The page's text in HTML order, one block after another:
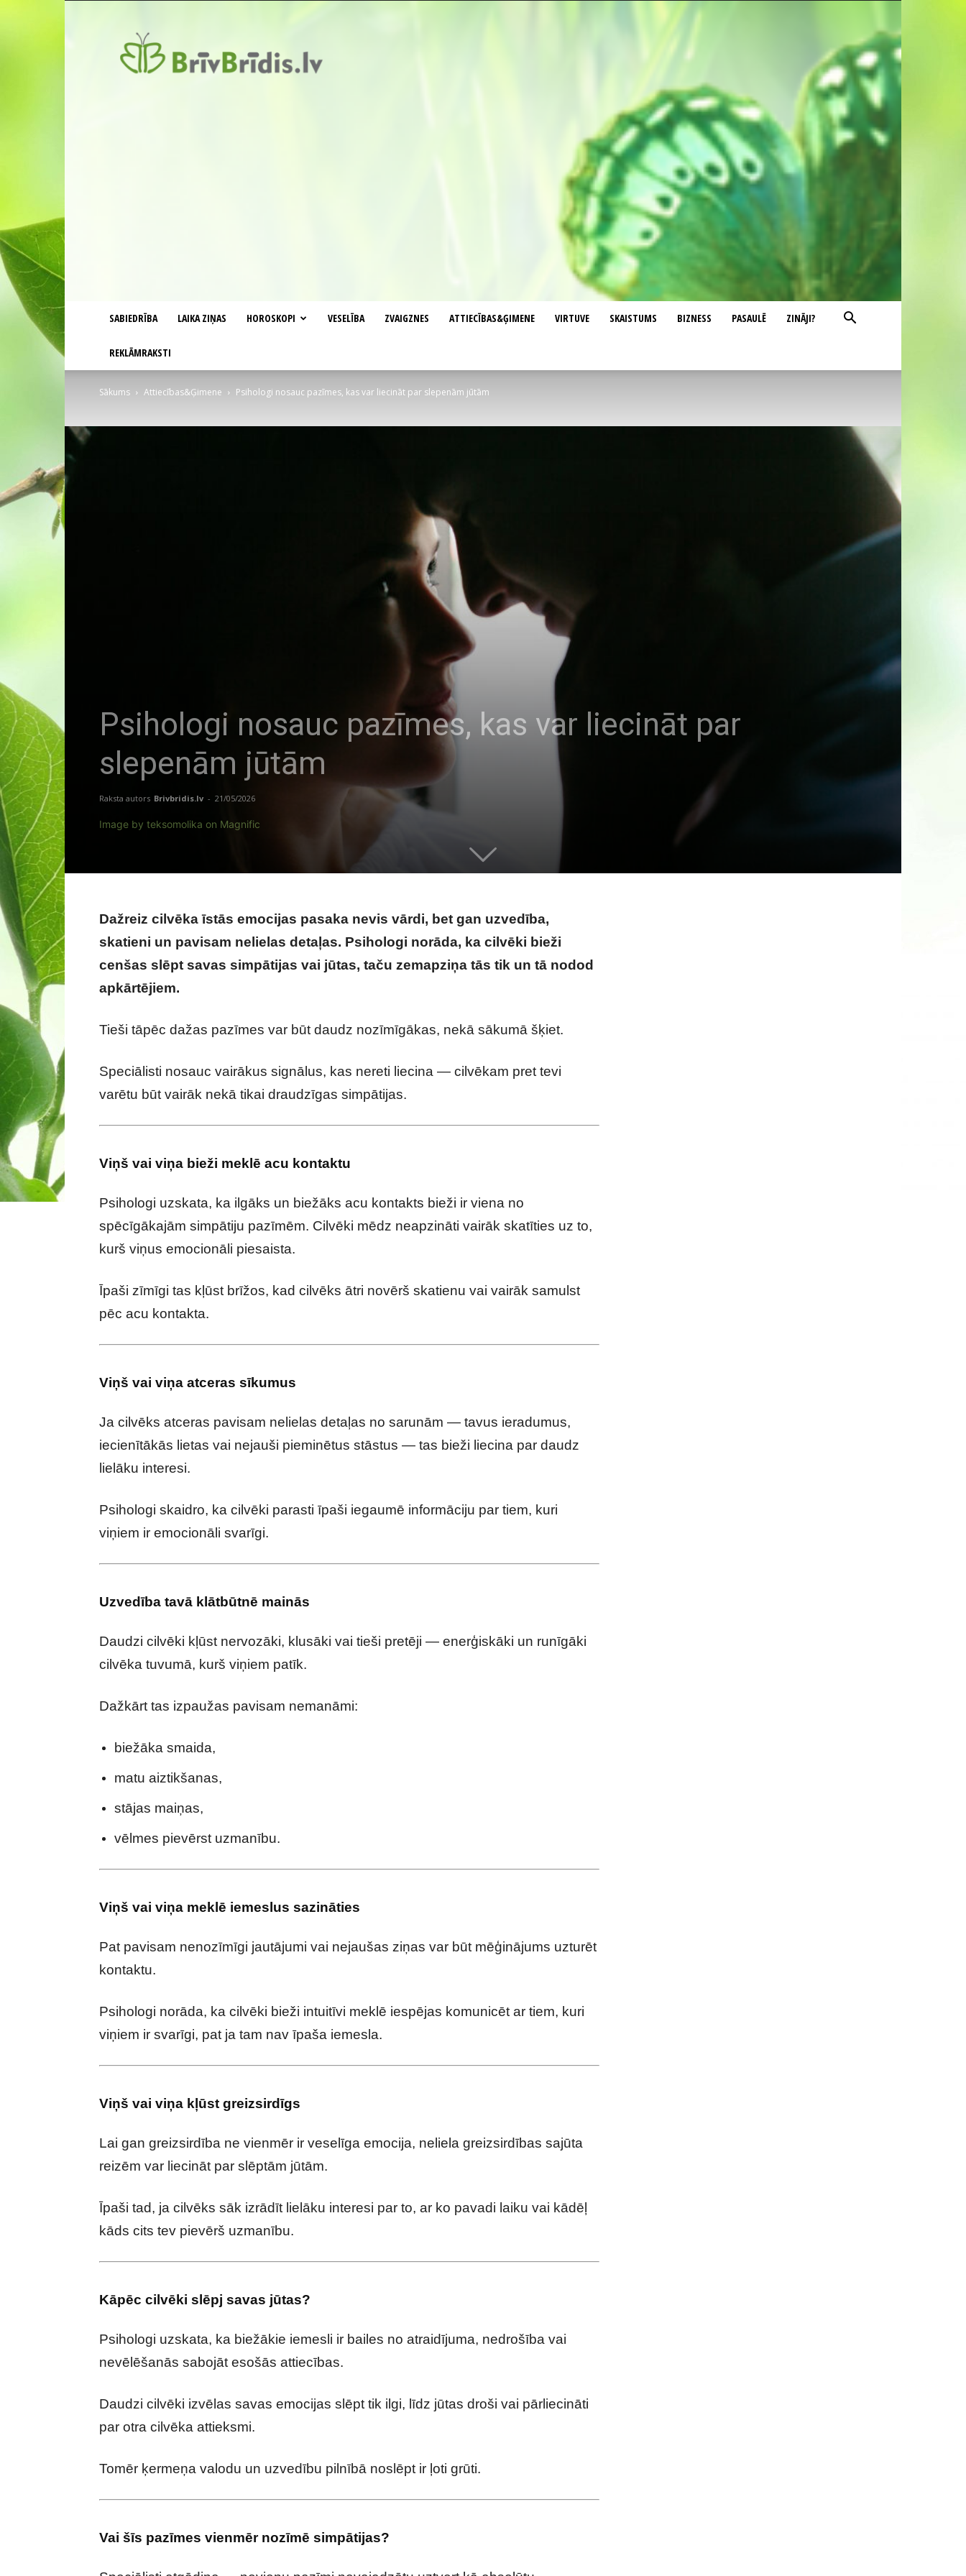
SABIEDRĪBA LAIKA ZIŅAS HOROSKOPI VESELĪBA ZVAIGZNES ATTIECĪBAS&ĢIMENE VIRTUVE SKAISTUMS BIZNESS PASAULĒ ZINĀJI?
REKLĀMRAKSTI
Sākums Attiecības&Ģimene Psihologi nosauc pazīmes, kas var liecināt par slepenām jūtām
Psihologi nosauc pazīmes, kas var liecināt par
slepenām jūtām
Raksta autors Brivbridis.lv - 21/05/2026
Image by teksomolika on Magnific
Dažreiz cilvēka īstās emocijas pasaka nevis vārdi, bet gan uzvedība,
skatieni un pavisam nelielas detaļas. Psihologi norāda, ka cilvēki bieži
cenšas slēpt savas simpātijas vai jūtas, taču zemapziņa tās tik un tā nodod
apkārtējiem.
Tieši tāpēc dažas pazīmes var būt daudz nozīmīgākas, nekā sākumā šķiet.
Speciālisti nosauc vairākus signālus, kas nereti liecina — cilvēkam pret tevi
varētu būt vairāk nekā tikai draudzīgas simpātijas.
Viņš vai viņa bieži meklē acu kontaktu
Psihologi uzskata, ka ilgāks un biežāks acu kontakts bieži ir viena no
spēcīgākajām simpātiju pazīmēm. Cilvēki mēdz neapzināti vairāk skatīties uz to,
kurš viņus emocionāli piesaista.
Īpaši zīmīgi tas kļūst brīžos, kad cilvēks ātri novērš skatienu vai vairāk samulst
pēc acu kontakta.
Viņš vai viņa atceras sīkumus
Ja cilvēks atceras pavisam nelielas detaļas no sarunām — tavus ieradumus,
iecienītākās lietas vai nejauši pieminētus stāstus — tas bieži liecina par daudz
lielāku interesi.
Psihologi skaidro, ka cilvēki parasti īpaši iegaumē informāciju par tiem, kuri
viņiem ir emocionāli svarīgi.
Uzvedība tavā klātbūtnē mainās
Daudzi cilvēki kļūst nervozāki, klusāki vai tieši pretēji — enerģiskāki un runīgāki
cilvēka tuvumā, kurš viņiem patīk.
Dažkārt tas izpaužas pavisam nemanāmi:
biežāka smaida,
matu aiztikšanas,
stājas maiņas,
vēlmes pievērst uzmanību.
Viņš vai viņa meklē iemeslus sazināties
Pat pavisam nenozīmīgi jautājumi vai nejaušas ziņas var būt mēģinājums uzturēt
kontaktu.
Psihologi norāda, ka cilvēki bieži intuitīvi meklē iespējas komunicēt ar tiem, kuri
viņiem ir svarīgi, pat ja tam nav īpaša iemesla.
Viņš vai viņa kļūst greizsirdīgs
Lai gan greizsirdība ne vienmēr ir veselīga emocija, neliela greizsirdības sajūta
reizēm var liecināt par slēptām jūtām.
Īpaši tad, ja cilvēks sāk izrādīt lielāku interesi par to, ar ko pavadi laiku vai kādēļ
kāds cits tev pievērš uzmanību.
Kāpēc cilvēki slēpj savas jūtas?
Psihologi uzskata, ka biežākie iemesli ir bailes no atraidījuma, nedrošība vai
nevēlēšanās sabojāt esošās attiecības.
Daudzi cilvēki izvēlas savas emocijas slēpt tik ilgi, līdz jūtas droši vai pārliecināti
par otra cilvēka attieksmi.
Tomēr ķermeņa valodu un uzvedību pilnībā noslēpt ir ļoti grūti.
Vai šīs pazīmes vienmēr nozīmē simpātijas?